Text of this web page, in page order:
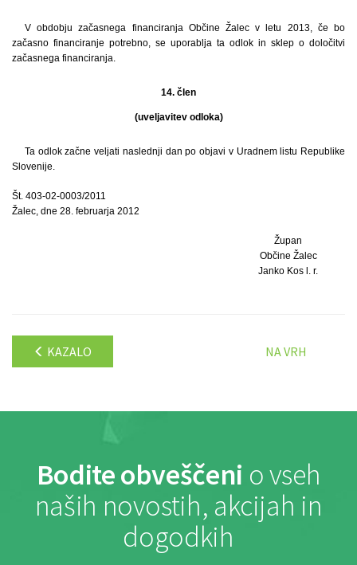
V obdobju začasnega financiranja Občine Žalec v letu 2013, če bo
začasno financiranje potrebno, se uporablja ta odlok in sklep o določitvi
začasnega financiranja.
14. člen
(uveljavitev odloka)
Ta odlok začne veljati naslednji dan po objavi v Uradnem listu Republike
Slovenije.
Št. 403-02-0003/2011
Žalec, dne 28. februarja 2012
Župan
Občine Žalec
Janko Kos l. r.
KAZALO NA VRH
Bodite obveščeni o vseh
naših novostih, akcijah in
dogodkih